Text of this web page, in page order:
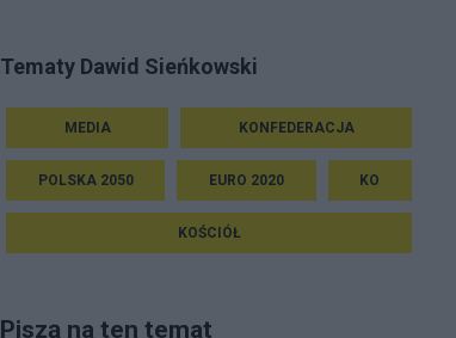
Tematy Dawid Sieńkowski
MEDIA KONFEDERACJA
POLSKA 2050 EURO 2020 KO
KOŚCIÓŁ
Piszą na ten temat